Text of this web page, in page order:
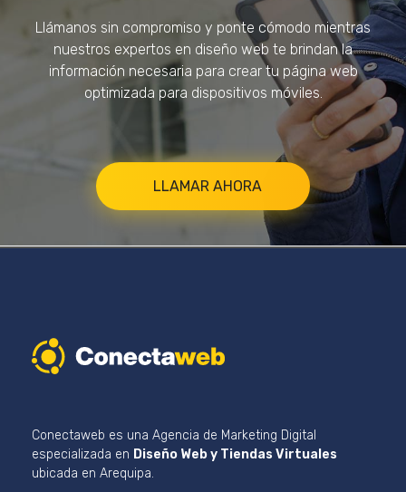
Llámanos sin compromiso y ponte cómodo mientras
nuestros expertos en diseño web te brindan la
información necesaria para crear tu página web
optimizada para dispositivos móviles.
LLAMAR AHORA
Conectaweb es una Agencia de Marketing Digital
especializada en Diseño Web y Tiendas Virtuales
ubicada en Arequipa.